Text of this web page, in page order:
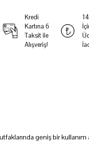
Kredi
Kartına 6
Taksit ile
Alışveriş!
geniş bir kullanım